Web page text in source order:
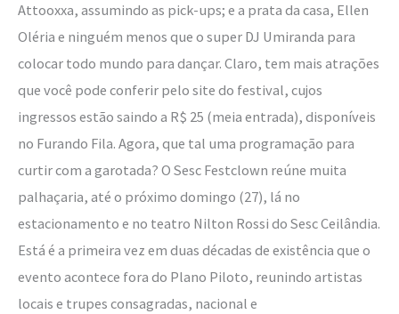
Attooxxa, assumindo as pick-ups; e a prata da casa, Ellen
Oléria e ninguém menos que o super DJ Umiranda para
colocar todo mundo para dançar. Claro, tem mais atrações
que você pode conferir pelo site do festival, cujos
ingressos estão saindo a R$ 25 (meia entrada), disponíveis
no Furando Fila. Agora, que tal uma programação para
curtir com a garotada? O Sesc Festclown reúne muita
palhaçaria, até o próximo domingo (27), lá no
estacionamento e no teatro Nilton Rossi do Sesc Ceilândia.
Está é a primeira vez em duas décadas de existência que o
evento acontece fora do Plano Piloto, reunindo artistas
locais e trupes consagradas, nacional e